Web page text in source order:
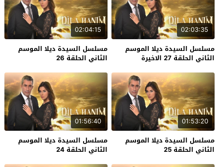
02:03:35
مسلسل السيدة ديلا الموسم
الثاني الحلقة 27 الاخيرة
02:04:15
مسلسل السيدة ديلا الموسم
الثاني الحلقة 26
01:53:20
مسلسل السيدة ديلا الموسم
الثاني الحلقة 25
01:56:40
مسلسل السيدة ديلا الموسم
الثاني الحلقة 24